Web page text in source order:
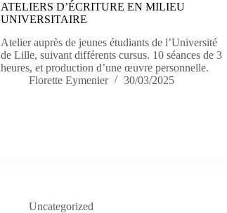
ATELIERS D’ÉCRITURE EN MILIEU
UNIVERSITAIRE
Atelier auprès de jeunes étudiants de l’Université
de Lille, suivant différents cursus. 10 séances de 3
heures, et production d’une œuvre personnelle.
Florette Eymenier
30/03/2025
Uncategorized